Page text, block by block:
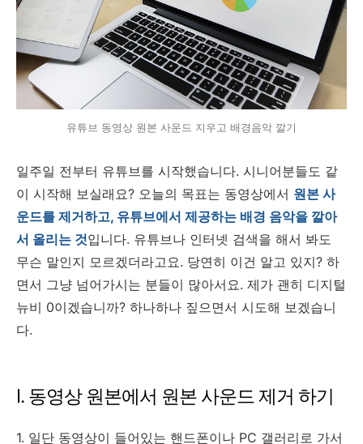
유튜브 동영상 원본 사운드 지우고 배경음악 깔기
일주일 전부터 유튜브를 시작했습니다. 시니어분들도 같
이 시작해 보실래요? 오늘의 목표는 동영상에서 원본 사
운드를 제거하고, 유튜브에서 제공하는 배경 음악을 깔아
서 올리는 것입니다. 유튜브나 인터넷 검색을 해서 봐도
무슨 말인지 모르겠더라고요. 당연히 이건 알고 있지? 하
면서 그냥 넘어가시는 분들이 많아서요. 제가 괜히 디지털
뉴비 0이겠습니까? 하나하나 짚으면서 시도해 보겠습니
다.
I. 동영상 원본에서 원본 사운드 제거 하기
1. 일단 동영상이 들어있는 핸드폰이나 PC 갤러리로 가서